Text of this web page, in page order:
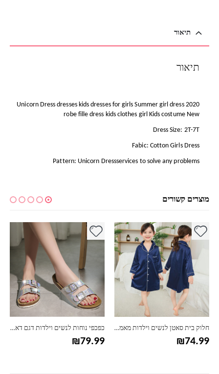
תיאור
תיאור
2020 Unicorn Dress dresses kids dresses for girls Summer girl dress
robe fille dress kids clothes girl Kids costume New
Dress Size: 2T-7T
Fabic: Cotton Girls Dress
Pattern: Unicorn Dressservices to solve any problems
מוצרים קשורים
חלוק בית סאטן לנשים וילדות מאמי אנד מי
₪74.99
למוצר זה יש מספר סוגים. ניתן לבחור את האפשרויות בעמוד המוצר
כפכפי נוחות לנשים וילדות דגם דאבל
₪79.99
למוצר זה יש מספר סוגים. ניתן לבחור את האפשרויות בעמוד המוצר